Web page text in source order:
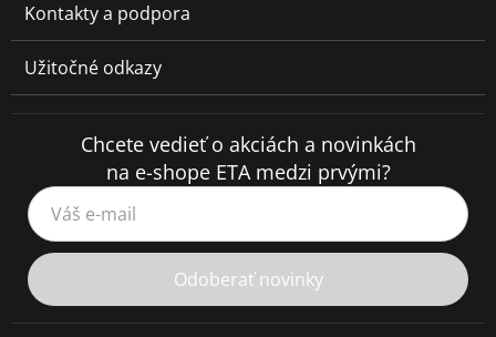
Kontakty a podpora
Užitočné odkazy
Chcete vedieť o akciách a novinkách
na e-shope ETA medzi prvými?
Váš e-mail
Odoberať novinky